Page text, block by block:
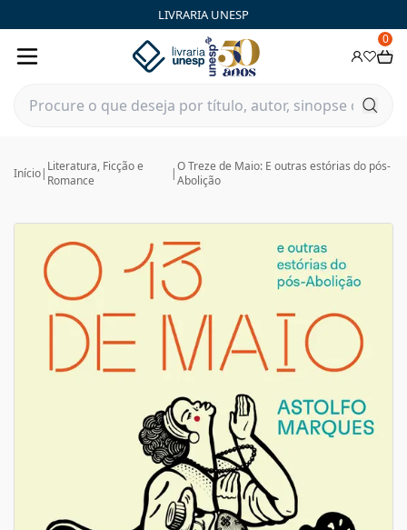
LIVRARIA UNESP
0
Início| Literatura, Ficção e
Romance
|O Treze de Maio: E outras estórias do pós-
Abolição